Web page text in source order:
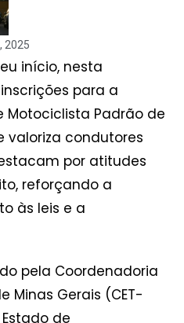
2025
início, nesta
para a
Motociclista Padrão de
valoriza condutores
por atitudes
reforçando a
às leis e a
pela Coordenadoria
Minas Gerais (CET-
de